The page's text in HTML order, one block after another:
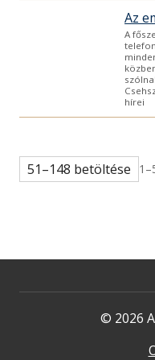
Az
A
hírei
51–148 betöltése
© 2026